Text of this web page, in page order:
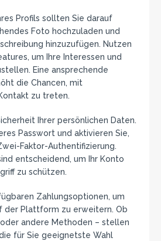
Profils sollten Sie darauf
Foto hochzuladen und
hinzuzufügen. Nutzen
um Ihre Interessen und
Eine ansprechende
die Chancen, mit
zu treten.
Ihrer persönlichen Daten.
Passwort und aktivieren Sie,
Faktor-Authentifizierung.
entscheidend, um Ihr Konto
zu schützen.
Zahlungsoptionen, um
der Plattform zu erweitern. Ob
andere Methoden – stellen
für Sie geeignetste Wahl